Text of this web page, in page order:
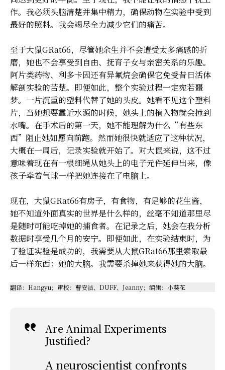
作。我必须头脑清楚并集中精力，确保动物在实验中受到
最好的照料。我会竭尽全力减少它们的痛苦。
至于大鼠GRat66，尽管她余生并不会遭受太多痛感的折
磨，她也不会享受到自由、抚育子女与亲密关系的乐趣。
阿片类药物、利多卡因还有异氟烷会确保它免受昔日活体
解剖实验的苦楚。即便如此，整个实验过程一定宛若噩
梦。一片沉重的塑料代替了她的头皮。她看不见这个塑料
片，当她想要靠近水源的时候，她头上的植入物就会撞到
水嘴。在手术后的第一天，她不能理解为什么“有些东
西”阻止她如愿向前跑。然而她很快就适应了这种状况，
大概在一周后，记录实验就开始了。对大鼠来说，这不过
意味着现在有一根细绳从她头上的电子元件延伸出来，像
孩子牵着气球一样把她连接在了电脑上。
现在，大鼠GRat66有房子，有食物，有足够的花生酱，
她不知道外面真实的世界是什么样的，丝毫不知道那里尽
是随时可能吃掉她的捕食者。在记录之后，她会在我分析
数据时享受几个月的安宁。即便如此，在实验结束时，为
了验证实验是成功的，我需要从大鼠GRat66那里索取最
后一样东西：她的大脑。我需要杀掉她来获得她的大脑。
翻译：Hangyu；审校：曹安洁、DUFF、Jeanny；编辑：小葵花
Are Animal Experiments
Justified?
A neuroscientist confronts